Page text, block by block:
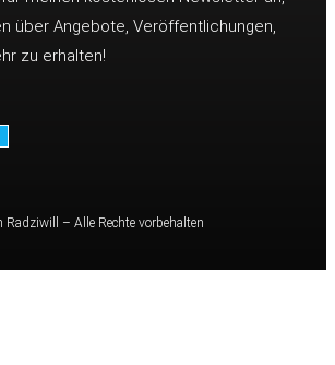
über Angebote, Veröffentlichungen,
zu erhalten!
Radziwill – Alle Rechte vorbehalten